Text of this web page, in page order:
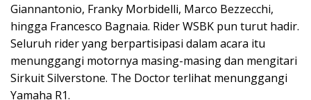
Giannantonio, Franky Morbidelli, Marco Bezzecchi,
hingga Francesco Bagnaia. Rider WSBK pun turut hadir.
Seluruh rider yang berpartisipasi dalam acara itu
menunggangi motornya masing-masing dan mengitari
Sirkuit Silverstone. The Doctor terlihat menunggangi
Yamaha R1.